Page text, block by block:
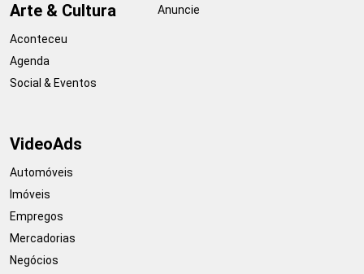
Arte & Cultura
Aconteceu
Agenda
Social & Eventos
Anuncie
VideoAds
Automóveis
Imóveis
Empregos
Mercadorias
Negócios